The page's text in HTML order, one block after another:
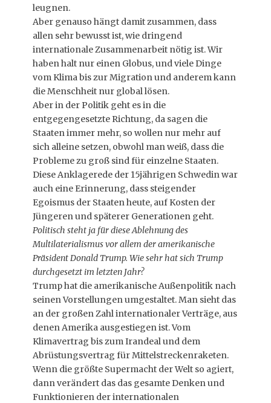
leugnen.
Aber genauso hängt damit zusammen, dass
allen sehr bewusst ist, wie dringend
internationale Zusammenarbeit nötig ist. Wir
haben halt nur einen Globus, und viele Dinge
vom Klima bis zur Migration und anderem kann
die Menschheit nur global lösen.
Aber in der Politik geht es in die
entgegengesetzte Richtung, da sagen die
Staaten immer mehr, so wollen nur mehr auf
sich alleine setzen, obwohl man weiß, dass die
Probleme zu groß sind für einzelne Staaten.
Diese Anklagerede der 15jährigen Schwedin war
auch eine Erinnerung, dass steigender
Egoismus der Staaten heute, auf Kosten der
Jüngeren und späterer Generationen geht.
Politisch steht ja für diese Ablehnung des
Multilaterialismus vor allem der amerikanische
Präsident Donald Trump. Wie sehr hat sich Trump
durchgesetzt im letzten Jahr?
Trump hat die amerikanische Außenpolitik nach
seinen Vorstellungen umgestaltet. Man sieht das
an der großen Zahl internationaler Verträge, aus
denen Amerika ausgestiegen ist. Vom
Klimavertrag bis zum Irandeal und dem
Abrüstungsvertrag für Mittelstreckenraketen.
Wenn die größte Supermacht der Welt so agiert,
dann verändert das das gesamte Denken und
Funktionieren der internationalen